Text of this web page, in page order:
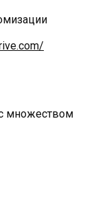
множеством